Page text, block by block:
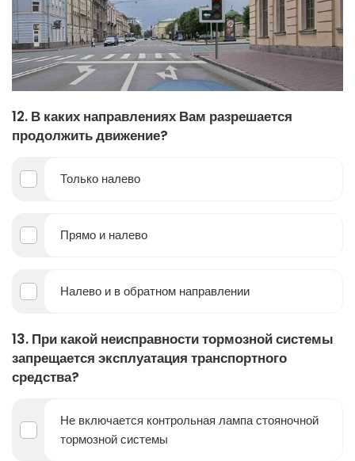
12. В каких направлениях Вам разрешается
продолжить движение?
Только налево
Прямо и налево
Налево и в обратном направлении
13. При какой неисправности тормозной системы
запрещается эксплуатация транспортного
средства?
Не включается контрольная лампа стояночной
тормозной системы